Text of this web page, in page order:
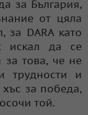
за България,
от цяла
за DARA като
искал да се
това, че не
трудности и
хъс за победа,
той.